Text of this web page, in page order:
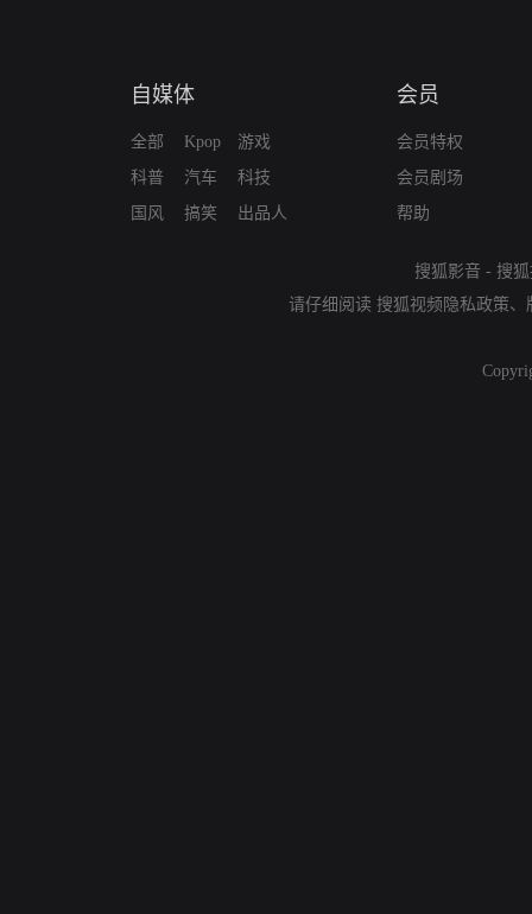
自媒体
全部
科普
国风
Kpop
汽车
搞笑
游戏
科技
出品人
会员
会员特权
会员剧场
帮助
搜狐影音 - 搜
请仔细阅读 搜狐视频隐私政策、